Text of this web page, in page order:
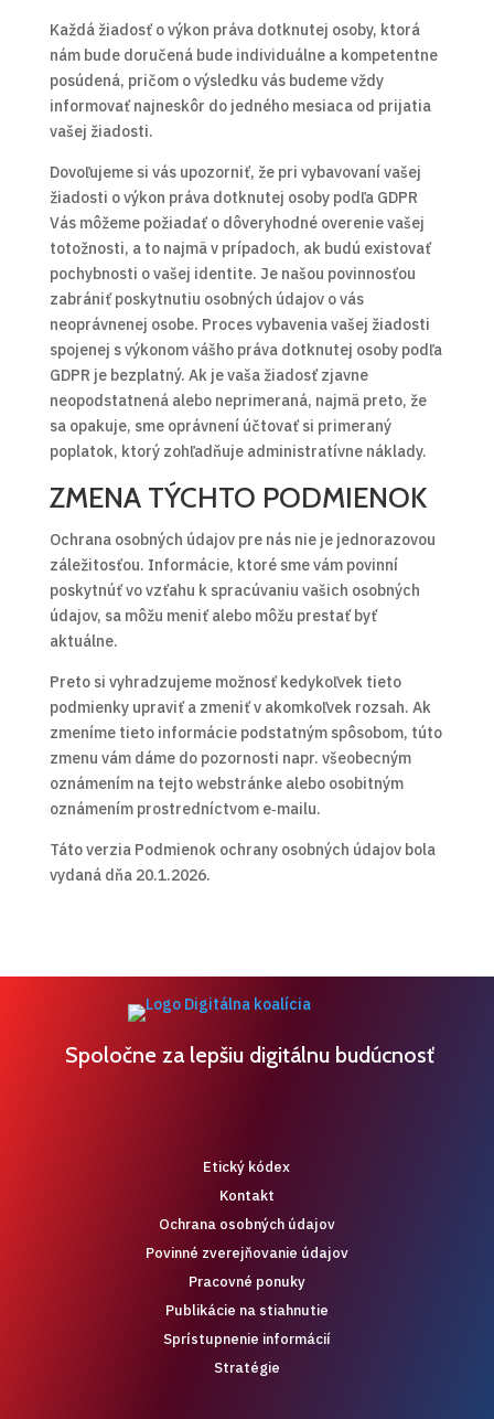
Každá žiadosť o výkon práva dotknutej osoby, ktorá
nám bude doručená bude individuálne a kompetentne
posúdená, pričom o výsledku vás budeme vždy
informovať najneskôr do jedného mesiaca od prijatia
vašej žiadosti.
Dovoľujeme si vás upozorniť, že pri vybavovaní vašej
žiadosti o výkon práva dotknutej osoby podľa GDPR
Vás môžeme požiadať o dôveryhodné overenie vašej
totožnosti, a to najmä v prípadoch, ak budú existovať
pochybnosti o vašej identite. Je našou povinnosťou
zabrániť poskytnutiu osobných údajov o vás
neoprávnenej osobe. Proces vybavenia vašej žiadosti
spojenej s výkonom vášho práva dotknutej osoby podľa
GDPR je bezplatný. Ak je vaša žiadosť zjavne
neopodstatnená alebo neprimeraná, najmä preto, že
sa opakuje, sme oprávnení účtovať si primeraný
poplatok, ktorý zohľadňuje administratívne náklady.
ZMENA TÝCHTO PODMIENOK
Ochrana osobných údajov pre nás nie je jednorazovou
záležitosťou. Informácie, ktoré sme vám povinní
poskytnúť vo vzťahu k spracúvaniu vašich osobných
údajov, sa môžu meniť alebo môžu prestať byť
aktuálne.
Preto si vyhradzujeme možnosť kedykoľvek tieto
podmienky upraviť a zmeniť v akomkoľvek rozsah. Ak
zmeníme tieto informácie podstatným spôsobom, túto
zmenu vám dáme do pozornosti napr. všeobecným
oznámením na tejto webstránke alebo osobitným
oznámením prostredníctvom e‑mailu.
Táto verzia Podmienok ochrany osobných údajov bola
vydaná dňa 20.1.2026.
Spoločne za lepšiu digitálnu budúcnosť
Etický kódex
Kontakt
Ochrana osobných údajov
Povinné zverejňovanie údajov
Pracovné ponuky
Publikácie na stiahnutie
Sprístupnenie informácií
Stratégie